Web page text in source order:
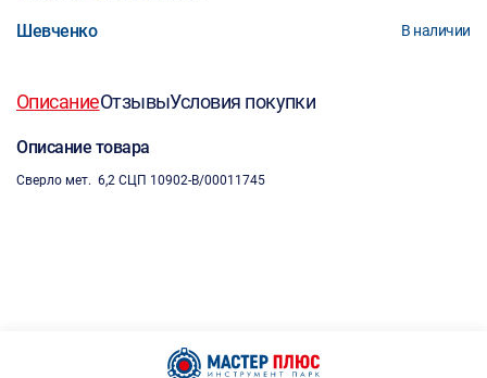
Шевченко В наличии
ОписаниеОтзывыУсловия покупки
Описание товара
Сверло мет. 6,2 СЦП 10902-B/00011745